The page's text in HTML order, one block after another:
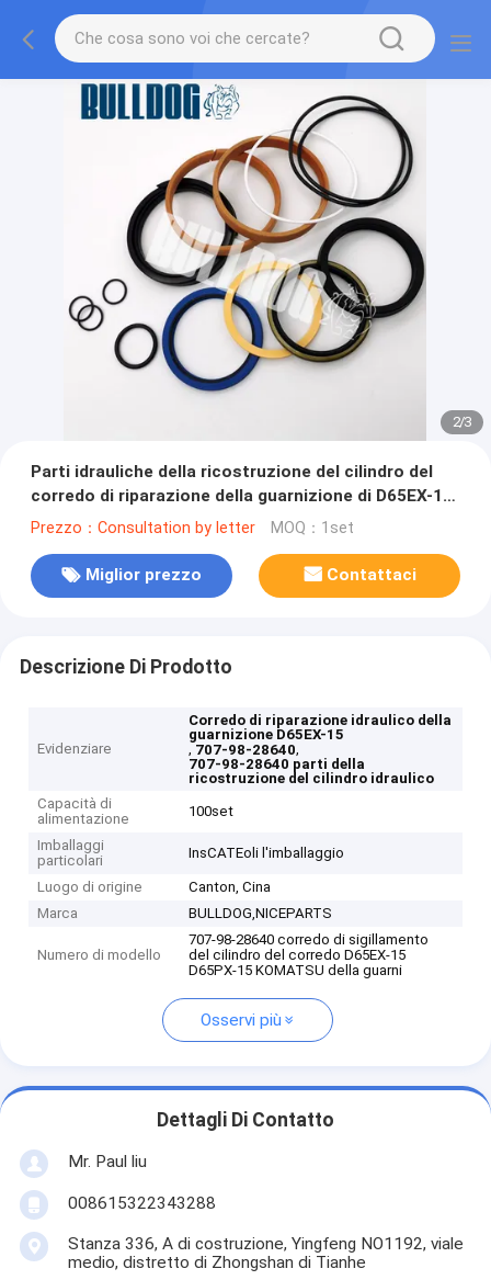
2/3
Parti idrauliche della ricostruzione del cilindro del
corredo di riparazione della guarnizione di D65EX-15
D65PX-15 707-98-28640
Prezzo：Consultation by letter MOQ：1set
Miglior prezzo Contattaci
Descrizione Di Prodotto
Evidenziare
Corredo di riparazione idraulico della
guarnizione D65EX-15
, 707-98-28640,
707-98-28640 parti della
ricostruzione del cilindro idraulico
Capacità di
alimentazione
100set
Imballaggi
particolari
InsCATEoli l'imballaggio
Luogo di origine
Canton, Cina
Marca
BULLDOG,NICEPARTS
Numero di modello
707-98-28640 corredo di sigillamento
del cilindro del corredo D65EX-15
D65PX-15 KOMATSU della guarni
Osservi più
Dettagli Di Contatto
Mr. Paul liu
008615322343288
Stanza 336, A di costruzione, Yingfeng NO1192, viale
medio, distretto di Zhongshan di Tianhe